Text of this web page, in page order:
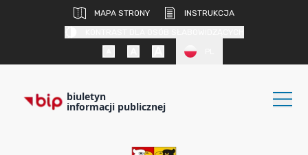
MAPA STRONY
INSTRUKCJA
biuletyn
informacji publicznej